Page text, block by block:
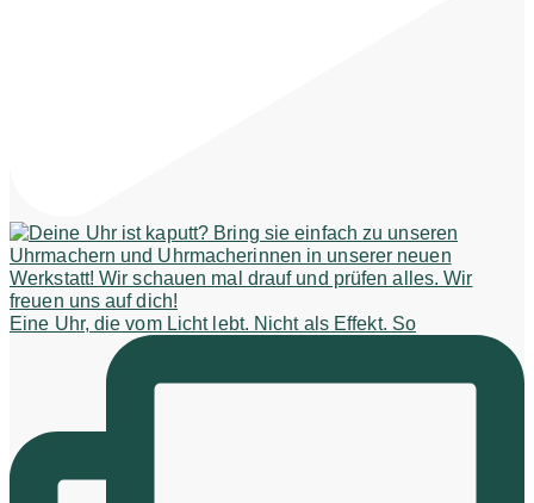
Eine Uhr, die vom Licht lebt. Nicht als Effekt. So